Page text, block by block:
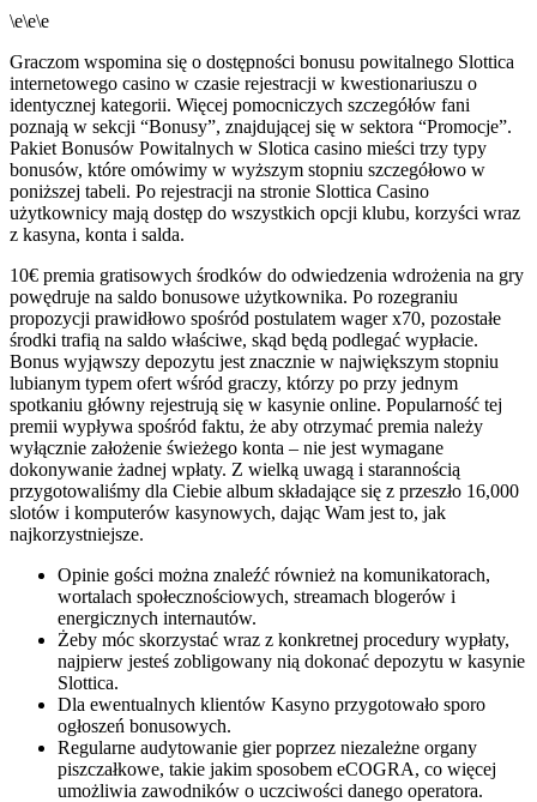
\e\e\e
Graczom wspomina się o dostępności bonusu powitalnego Slottica
internetowego casino w czasie rejestracji w kwestionariuszu o
identycznej kategorii. Więcej pomocniczych szczegółów fani
poznają w sekcji “Bonusy”, znajdującej się w sektora “Promocje”.
Pakiet Bonusów Powitalnych w Slotica casino mieści trzy typy
bonusów, które omówimy w wyższym stopniu szczegółowo w
poniższej tabeli. Po rejestracji na stronie Slottica Casino
użytkownicy mają dostęp do wszystkich opcji klubu, korzyści wraz
z kasyna, konta i salda.
10€ premia gratisowych środków do odwiedzenia wdrożenia na gry
powędruje na saldo bonusowe użytkownika. Po rozegraniu
propozycji prawidłowo spośród postulatem wager x70, pozostałe
środki trafią na saldo właściwe, skąd będą podlegać wypłacie.
Bonus wyjąwszy depozytu jest znacznie w największym stopniu
lubianym typem ofert wśród graczy, którzy po przy jednym
spotkaniu główny rejestrują się w kasynie online. Popularność tej
premii wypływa spośród faktu, że aby otrzymać premia należy
wyłącznie założenie świeżego konta – nie jest wymagane
dokonywanie żadnej wpłaty. Z wielką uwagą i starannością
przygotowaliśmy dla Ciebie album składające się z przeszło 16,000
slotów i komputerów kasynowych, dając Wam jest to, jak
najkorzystniejsze.
Opinie gości można znaleźć również na komunikatorach,
wortalach społecznościowych, streamach blogerów i
energicznych internautów.
Żeby móc skorzystać wraz z konkretnej procedury wypłaty,
najpierw jesteś zobligowany nią dokonać depozytu w kasynie
Slottica.
Dla ewentualnych klientów Kasyno przygotowało sporo
ogłoszeń bonusowych.
Regularne audytowanie gier poprzez niezależne organy
piszczałkowe, takie jakim sposobem eCOGRA, co więcej
umożliwia zawodników o uczciwości danego operatora.